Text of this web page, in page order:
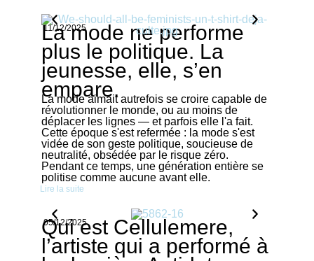
11/12/2025
La mode ne performe
plus le politique. La
jeunesse, elle, s’en
empare.
La mode aimait autrefois se croire capable de
révolutionner le monde, ou au moins de
déplacer les lignes — et parfois elle l'a fait.
Cette époque s'est refermée : la mode s'est
vidée de son geste politique, soucieuse de
neutralité, obsédée par le risque zéro.
Pendant ce temps, une génération entière se
politise comme aucune avant elle.
Lire la suite
05/12/2025
Qui est Cellulemere,
l’artiste qui a performé à